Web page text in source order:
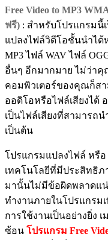
Free Video to MP3
ฟรี) : สำหรับโปรแกรมนี้
แปลงไฟล์วิดีโอชั้นนำได้
MP3 ไฟล์ WAV ไฟล์
อื่นๆ อีกมากมาย ไม่ว่า
คอมพิวเตอร์ของคุณก็สา
ออดิโอหรือไฟล์เสียงได้
เป็นไฟล์เสียงที่สามารถน
เป็นต้น
โปรแกรมแปลงไฟล์ หรือ
เทคโนโลยีที่มีประสิทธิภ
มานั้นไม่มีข้อผิดพลาดแ
ทำงานภายในโปรแกรม
การใช้งานเป็นอย่างยิ่ง
ซ้อน โปรแกรม Free